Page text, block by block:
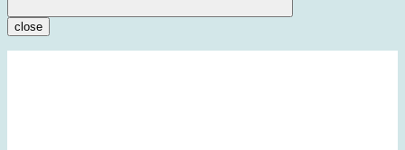
close